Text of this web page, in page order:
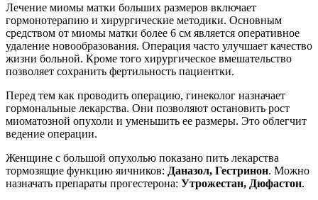
Лечение миомы матки больших размеров включает
гормонотерапию и хирургические методики. Основным
средством от миомы матки более 6 см является оперативное
удаление новообразования. Операция часто улучшает качество
жизни больной. Кроме того хирургическое вмешательство
позволяет сохранить фертильность пациентки.
Перед тем как проводить операцию, гинеколог назначает
гормональные лекарства. Они позволяют остановить рост
миоматозной опухоли и уменьшить ее размеры. Это облегчит
ведение операции.
Женщине с большой опухолью показано пить лекарства
тормозящие функцию яичников: Даназол, Гестринон. Можно
назначать препараты прогестерона: Утрожестан, Дюфастон.